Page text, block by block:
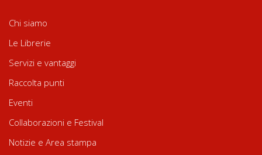
Chi siamo
Le Librerie
Servizi e vantaggi
Raccolta punti
Eventi
Collaborazioni e Festival
Notizie e Area stampa